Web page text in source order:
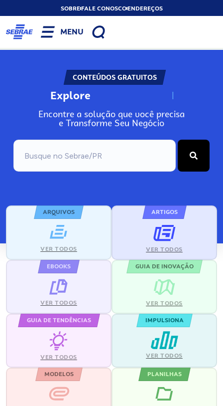
SOBREFALE CONOSCOENDEREÇOS
MENU
CONTEÚDOS GRATUITOS
Explore N
Encontre a solução que você precisa
e Transforme Seu Negócio
ARQUIVOS
VER TODOS
ARTIGOS
VER TODOS
EBOOKS
VER TODOS
GUIA DE INOVAÇÃO
VER TODOS
GUIA DE TENDÊNCIAS
VER TODOS
IMPULSIONA
VER TODOS
MODELOS PLANILHAS